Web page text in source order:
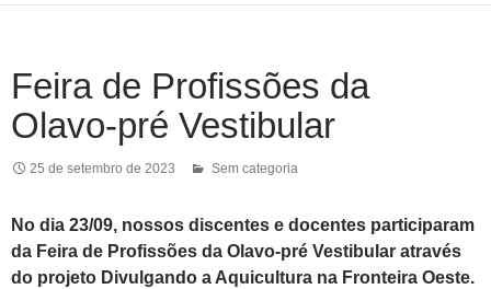
Feira de Profissões da
Olavo-pré Vestibular
25 de setembro de 2023 Sem categoria
No dia 23/09, nossos discentes e docentes participaram
da Feira de Profissões da Olavo-pré Vestibular através
do projeto Divulgando a Aquicultura na Fronteira Oeste.